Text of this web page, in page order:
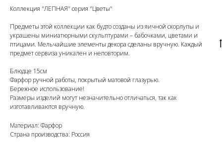
Коллекция "ЛЕПНАЯ" серия "Цветы"
Предметы этой коллекции как будто созданы из яичной скорлупы и
украшены миниатюрными скульптурами – бабочками, цветами и
птицами. Мельчайшие элементы декора сделаны вручную. Каждый
предмет сервиза уникален и неповторим.
Блюдце 15см
Фарфор ручной работы, покрытый матовой глазурью.
Бережное использование!
Размеры изделий могут незначительно отличаться, так как
изготавливаются вручную.
Материал: Фарфор
Страна производства: Россия